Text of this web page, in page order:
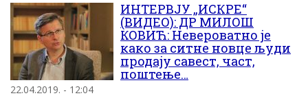
ИНТЕРВЈУ „ИСКРЕ“
(ВИДЕО): ДР МИЛОШ
КОВИЋ: Невероватно је
како за ситне новце људи
продају савест, част,
поштење…
22.04.2019. - 12:04